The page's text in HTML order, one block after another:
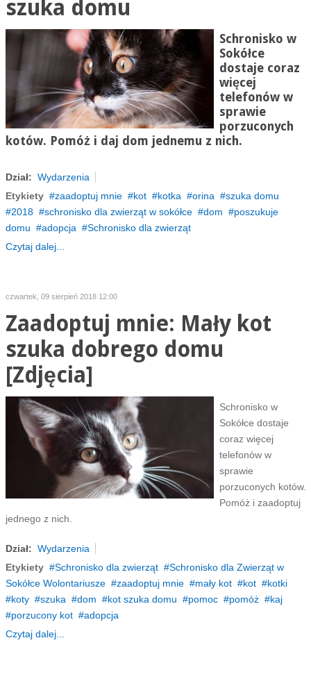
szuka domu
Schronisko w
Sokółce
dostaje coraz
więcej
telefonów w
sprawie
porzuconych
kotów. Pomóż i daj dom jednemu z nich.
Dział: Wydarzenia
Etykiety
zaadoptuj mnie kot kotka orina
szuka domu
2018
schronisko dla zwierząt w sokółce dom
poszukuje
domu
adopcja
Schronisko dla zwierząt
Czytaj dalej...
czwartek, 09 sierpień 2018 12:00
Zaadoptuj mnie: Mały kot
szuka dobrego domu
[Zdjęcia]
Schronisko w
Sokółce dostaje
coraz więcej
telefonów w
sprawie
porzuconych kotów.
Pomóż i zaadoptuj
jednego z nich.
Dział: Wydarzenia
Etykiety
Schronisko dla zwierząt
Schronisko dla Zwierząt w
Sokółce Wolontariusze
zaadoptuj mnie mały kot kot
kotki
koty
szuka dom kot szuka domu pomoc pomóż
kaj
porzucony kot
adopcja
Czytaj dalej...